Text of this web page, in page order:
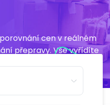
cen v reálném
přepravy. Vše vyřídíte